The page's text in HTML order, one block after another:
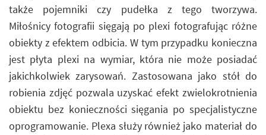
także pojemniki czy pudełka z tego tworzywa.
Miłośnicy fotografii sięgają po plexi fotografując różne
obiekty z efektem odbicia. W tym przypadku konieczna
jest płyta plexi na wymiar, która nie może posiadać
jakichkolwiek zarysowań. Zastosowana jako stół do
robienia zdjęć pozwala uzyskać efekt zwielokrotnienia
obiektu bez konieczności sięgania po specjalistyczne
oprogramowanie. Plexa służy również jako materiał do